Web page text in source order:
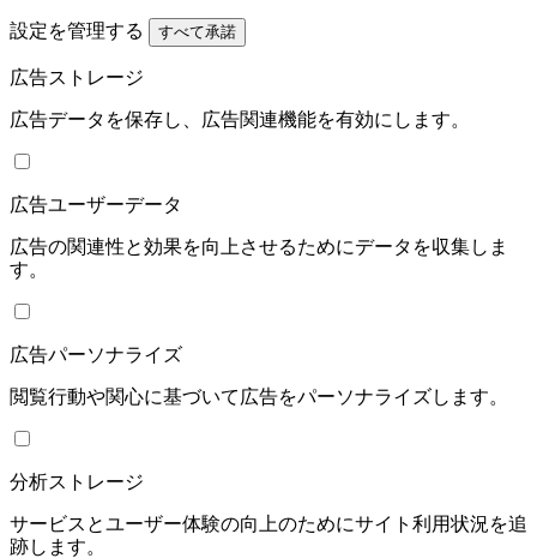
設定を管理する すべて承諾
広告ストレージ
広告データを保存し、広告関連機能を有効にします。
広告ユーザーデータ
広告の関連性と効果を向上させるためにデータを収集しま
す。
広告パーソナライズ
閲覧行動や関心に基づいて広告をパーソナライズします。
分析ストレージ
サービスとユーザー体験の向上のためにサイト利用状況を追
跡します。